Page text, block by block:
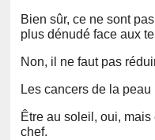
Bien sûr, ce ne sont
plus dénudé face aux
Non, il ne faut pas
Les cancers de la
Être au soleil, oui,
chef.